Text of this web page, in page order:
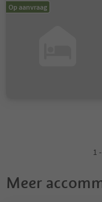
Op aanvraag
1
Meer